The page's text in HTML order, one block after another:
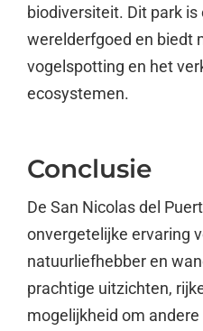
biodiversiteit. Dit park is
werelderfgoed en biedt
vogelspotting en het
ecosystemen.
Conclusie
De San Nicolas del
onvergetelijke ervaring
natuurliefhebber en
prachtige uitzichten,
mogelijkheid om